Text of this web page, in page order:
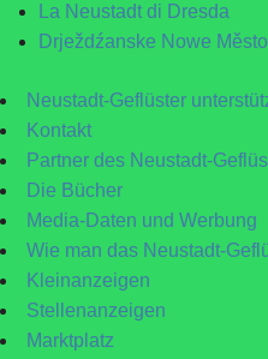
La Neustadt di Dresda
Drježdźanske Nowe Město
Neustadt-Geflüster
Kontakt
Partner des Neustadt-
Die Bücher
Media-Daten und Werbung
Wie man das Neustadt-
Kleinanzeigen
Stellenanzeigen
Marktplatz